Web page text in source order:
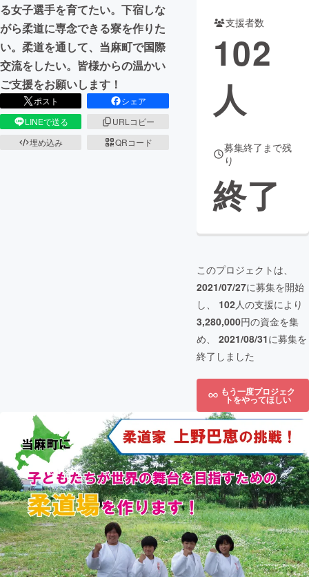
る女子選手を育てたい。下宿しな
がら柔道に専念できる寮を作りた
い。柔道を通して、当麻町で国際
交流をしたい。皆様からの温かい
ご支援をお願いします！
ポスト
シェア
LINEで送る
URLコピー
埋め込み
QRコード
支援者数
102
人
募集終了まで残
り
終了
このプロジェクトは、
2021/07/27に募集を開始
し、 102人の支援により
3,280,000円の資金を集
め、 2021/08/31に募集を
終了しました
もう一度プロジェク
トをやってほしい